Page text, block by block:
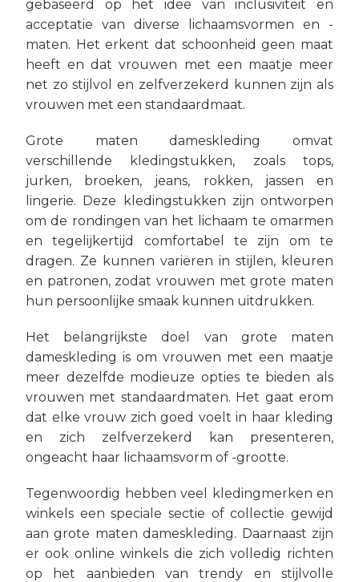
gebaseerd op het idee van inclusiviteit en
acceptatie van diverse lichaamsvormen en -
maten. Het erkent dat schoonheid geen maat
heeft en dat vrouwen met een maatje meer
net zo stijlvol en zelfverzekerd kunnen zijn als
vrouwen met een standaardmaat.
Grote maten dameskleding omvat
verschillende kledingstukken, zoals tops,
jurken, broeken, jeans, rokken, jassen en
lingerie. Deze kledingstukken zijn ontworpen
om de rondingen van het lichaam te omarmen
en tegelijkertijd comfortabel te zijn om te
dragen. Ze kunnen variëren in stijlen, kleuren
en patronen, zodat vrouwen met grote maten
hun persoonlijke smaak kunnen uitdrukken.
Het belangrijkste doel van grote maten
dameskleding is om vrouwen met een maatje
meer dezelfde modieuze opties te bieden als
vrouwen met standaardmaten. Het gaat erom
dat elke vrouw zich goed voelt in haar kleding
en zich zelfverzekerd kan presenteren,
ongeacht haar lichaamsvorm of -grootte.
Tegenwoordig hebben veel kledingmerken en
winkels een speciale sectie of collectie gewijd
aan grote maten dameskleding. Daarnaast zijn
er ook online winkels die zich volledig richten
op het aanbieden van trendy en stijlvolle